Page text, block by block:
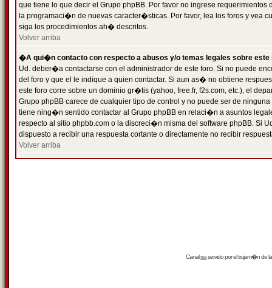
que tiene lo que decir el Grupo phpBB. Por favor no ingrese
la programaci�n de nuevas caracter�sticas. Por favor, lea los foros y vea
siga los procedimientos ah� descritos.
Volver arriba
�A qui�n contacto con respecto a abusos y/o temas legales sobre este
Ud. deber�a contactarse con el administrador de este foro. Si no puede
del foro y que el le indique a quien contactar. Si aun as� no obtiene
este foro corre sobre un dominio gr�tis (yahoo, free.fr, f2s.com, etc.), el
Grupo phpBB carece de cualquier tipo de control y no puede ser de
tiene ning�n sentido contactar al Grupo phpBB en relaci�n a asuntos
respecto al sitio phpbb.com o la discreci�n misma del software phpBB. Si
dispuesto a recibir una respuesta cortante o directamente no recibir
Volver arriba
Canalrssservido por eltrujam�nde